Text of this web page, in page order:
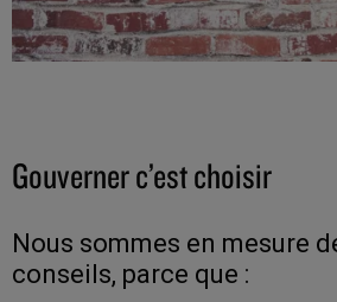
Gouverner c’est choisir
Nous sommes en mesure
conseils, parce que :